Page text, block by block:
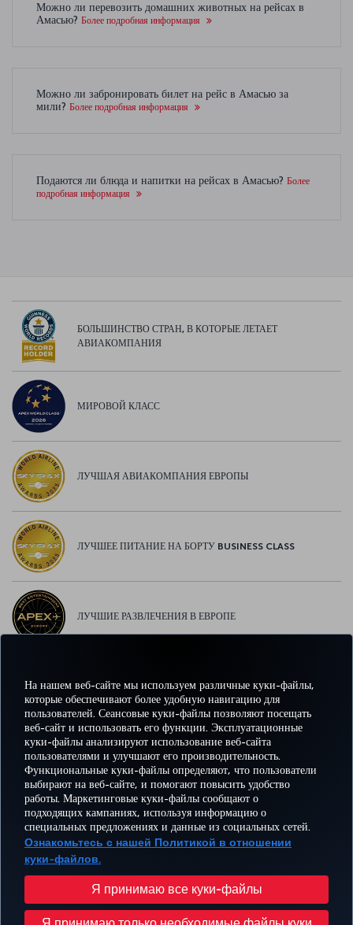
На нашем веб-сайте мы используем различные куки-файлы,
которые обеспечивают более удобную навигацию для
пользователей. Сеансовые куки-файлы позволяют посещать
веб-сайт и использовать его функции. Эксплуатационные
куки-файлы анализируют использование веб-сайта
пользователями и улучшают его производительность.
Функциональные куки-файлы определяют, что пользователи
выбирают на веб-сайте, и помогают повысить удобство
работы. Маркетинговые куки-файлы сообщают о
подходящих кампаниях, используя информацию о
специальных предложениях и данные из социальных сетей.
Ознакомьтесь с нашей Политикой в отношении
куки-файлов.
Я принимаю все куки-файлы
Можно ли перевозить домашних животных на рейсах в
Амасью? Более подробная информация
Можно ли забронировать билет на рейс в Амасью за
мили? Более подробная информация
Подаются ли блюда и напитки на рейсах в Амасью? Более
подробная информация
БОЛЬШИНСТВО СТРАН, В КОТОРЫЕ ЛЕТАЕТ
АВИАКОМПАНИЯ
МИРОВОЙ КЛАСС
ЛУЧШАЯ АВИАКОМПАНИЯ ЕВРОПЫ
ЛУЧШЕЕ ПИТАНИЕ НА БОРТУ BUSINESS CLASS
ЛУЧШИЕ РАЗВЛЕЧЕНИЯ В ЕВРОПЕ
ЛУЧШИЙ WI-FI В ЕВРОПЕ
Facebook
TwitterInstagram
YouTubeLinkedIn
TikTokБлогPinterest
БРОНИРУЙТЕ И
УПРАВЛЯЙТЕ
БРОНИРОВАНИЕМ
ВПЕЧАТЛЕНИЕ
ПРЕДЛОЖЕНИЯ
И
НАПРАВЛЕНИЯ
ПОМОЩЬ
Политика конфиденциальности и куки-файлы Правовое уведомление
Изменить настройки куки-файлов План обслуживания клиента Министерства транспорта США